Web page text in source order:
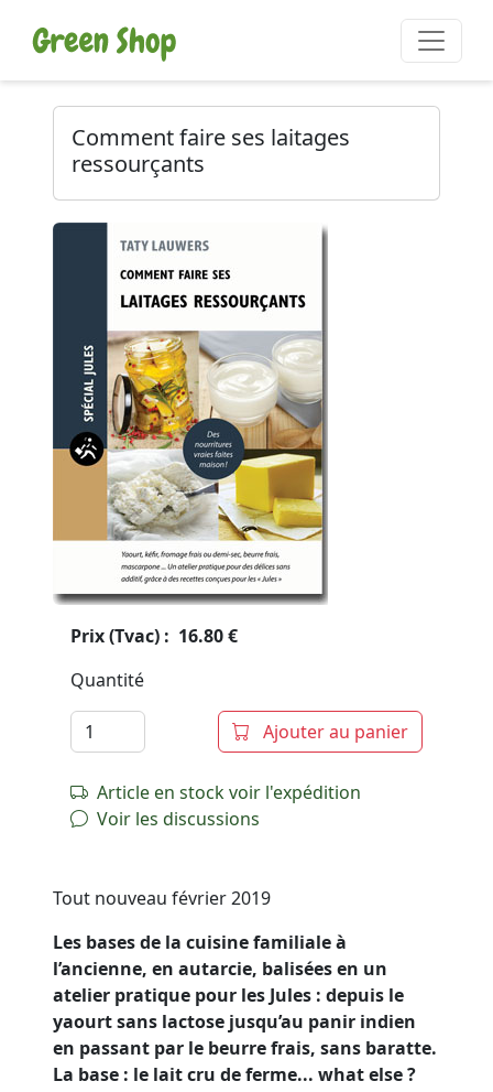
Comment faire ses laitages
ressourçants
Prix (Tvac) : 16.80 €
Quantité
Ajouter au panier
Article en stock voir l'expédition
Voir les discussions
Tout nouveau février 2019
Les bases de la cuisine familiale à
l’ancienne, en autarcie, balisées en un
atelier pratique pour les Jules : depuis le
yaourt sans lactose jusqu’au panir indien
en passant par le beurre frais, sans baratte.
La base : le lait cru de ferme... what else ?